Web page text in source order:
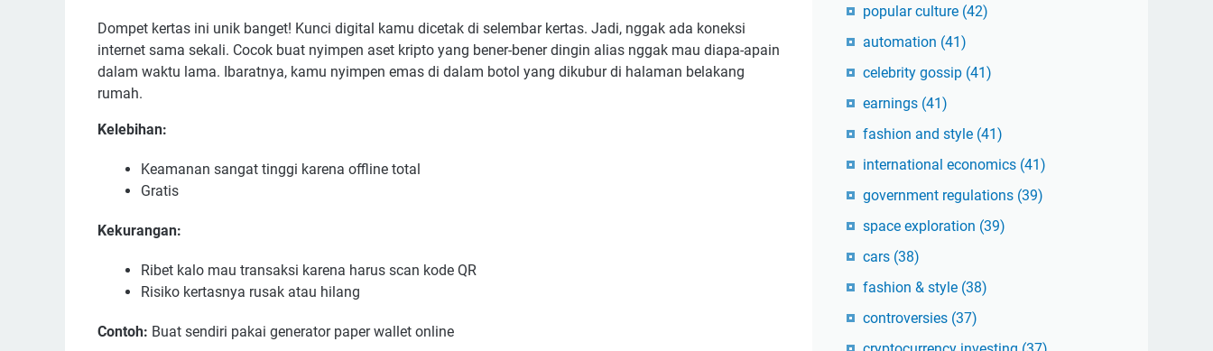
Dompet kertas ini unik banget! Kunci digital kamu dicetak di selembar kertas. Jadi, nggak ada koneksi
internet sama sekali. Cocok buat nyimpen aset kripto yang bener-bener dingin alias nggak mau diapa-apain
dalam waktu lama. Ibaratnya, kamu nyimpen emas di dalam botol yang dikubur di halaman belakang
rumah.
Kelebihan:
Keamanan sangat tinggi karena offline total
Gratis
Kekurangan:
Ribet kalo mau transaksi karena harus scan kode QR
Risiko kertasnya rusak atau hilang
Contoh: Buat sendiri pakai generator paper wallet online
popular culture (42)
automation (41)
celebrity gossip (41)
earnings (41)
fashion and style (41)
international economics (41)
government regulations (39)
space exploration (39)
cars (38)
fashion & style (38)
controversies (37)